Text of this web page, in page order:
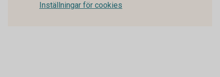
Inställningar för cookies